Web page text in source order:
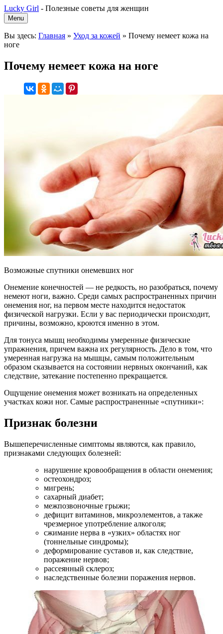
Lucky Girl - Полезные советы для женщин
Menu
Вы здесь: Главная » Уход за кожей » Почему немеет кожа на
ноге
Почему немеет кожа на ноге
Возможные спутники онемевших ног
Онемение конечностей — не редкость, но разобраться, почему
немеют ноги, важно. Среди самых распространенных причин
онемения ног, на первом месте находится недостаток
физической нагрузки. Если у вас периодически происходит,
причины, возможно, кроются именно в этом.
Для тонуса мышц необходимы умеренные физические
упражнения, причем важна их регулярность. Дело в том, что
умеренная нагрузка на мышцы, самым положительным
образом сказывается на состоянии нервных окончаний, как
следствие, затекание постепенно прекращается.
Ощущение онемения может возникать на определенных
участках кожи ног. Самые распространенные «спутники»:
Признак болезни
Вышеперечисленные симптомы являются, как правило,
признаками следующих болезней:
нарушение кровообращения в области онемения;
остеохондроз;
мигрень;
сахарный диабет;
межпозвоночные грыжи;
дефицит витаминов, микроэлементов, а также
чрезмерное употребление алкоголя;
сжимание нерва в «узких» областях ног
(тоннельные синдромы);
деформирование суставов и, как следствие,
поражение нервов;
рассеянный склероз;
наследственные болезни поражения нервов.